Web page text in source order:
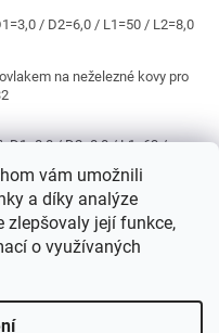
vám umožnili
a díky analýze
zlepšovaly její funkce,
o využívaných
/ D2=6,0 / L1=50 / L2=8,0
na neželezné kovy pro
D1=8,0 / D2=8,0 / L1=63 /
/ D2=6,0 / L1=50 / L2=10,0